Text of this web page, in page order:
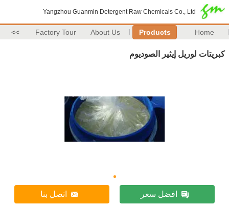
Yangzhou Guanmin Detergent Raw Chemicals Co., Ltd
Home
Products
About Us
Factory Tour
>>
كبريتات لوريل إيثير الصوديوم
افضل سعر اتصل بنا